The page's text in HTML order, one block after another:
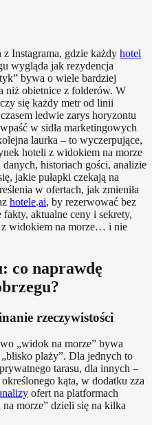
Instagrama, gdzie każdy hotel
wygląda jak rezydencja
bywa o wiele bardziej
niż obietnice z folderów. W
się każdy metr od linii
ledwie zarys horyzontu
w sidła marketingowych
laurka – to wyczerpujące,
hoteli z widokiem na morze
historiach gości, analizie
jakie pułapki czekają na
w ofertach, jak zmieniła
hotele.ai, by rezerwować bez
aktualne ceny i sekrety,
z widokiem na morze… i nie
co naprawdę
rzeczywistości
„widok na morze” bywa
„blisko plaży”. Dla jednych to
tarasu, dla innych –
kąta, w dodatku zza
ofert na platformach
morze” dzieli się na kilka